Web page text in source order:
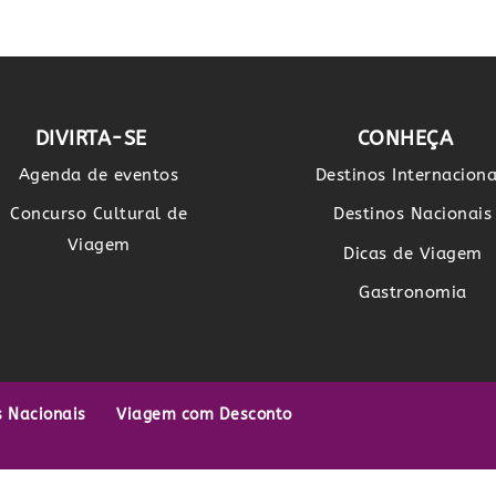
DIVIRTA-SE
Agenda de eventos
Concurso Cultural de
Viagem
CONHEÇA
Destinos
Destinos Nacionais
Dicas de Viagem
Gastronomia
Nacionais Viagem com Desconto